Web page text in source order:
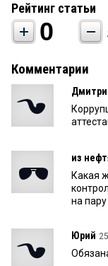
Рейтинг статьи
0
Комментарии
из
Какая
на пару
Юрий